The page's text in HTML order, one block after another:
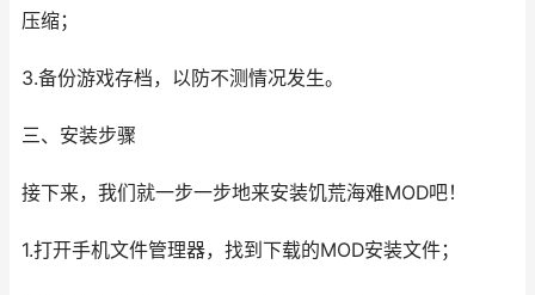
压缩；
3.备份游戏存档，以防不测情况发生。
三、安装步骤
接下来，我们就一步一步地来安装饥荒海难MOD吧！
1.打开手机文件管理器，找到下载的MOD安装文件；